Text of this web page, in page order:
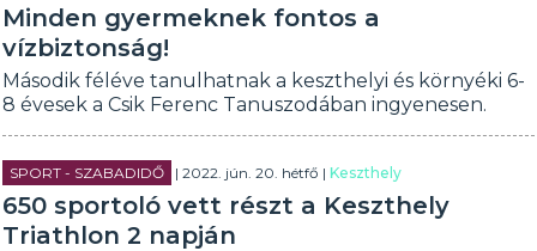
Minden gyermeknek fontos a
vízbiztonság!
Második féléve tanulhatnak a keszthelyi és környéki 6-
8 évesek a Csik Ferenc Tanuszodában ingyenesen.
SPORT - SZABADIDŐ | 2022. jún. 20. hétfő |Keszthely
650 sportoló vett részt a Keszthely
Triathlon 2 napján